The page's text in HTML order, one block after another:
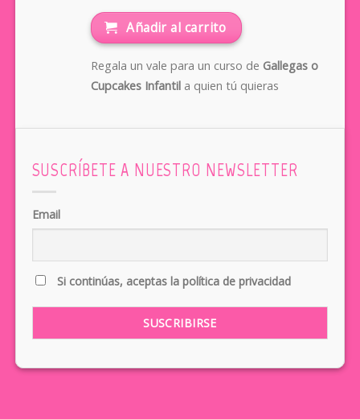
Añadir al carrito
Regala un vale para un curso de Gallegas o
Cupcakes Infantila quien tú quieras
SUSCRÍBETE A NUESTRO NEWSLETTER
Email
Si continúas, aceptas la política de privacidad